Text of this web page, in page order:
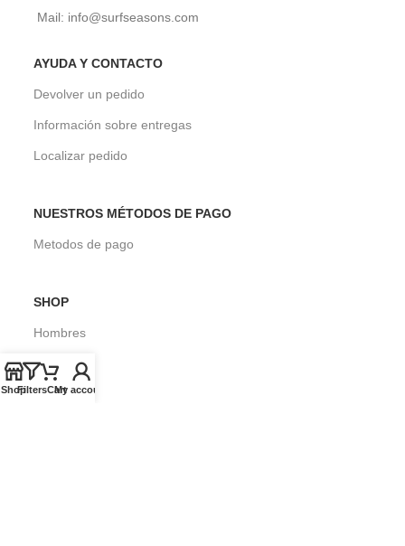
Mail: info@surfseasons.com
AYUDA Y CONTACTO
Devolver un pedido
Información sobre entregas
Localizar pedido
NUESTROS MÉTODOS DE PAGO
Metodos de pago
SHOP
Hombres
Mujeres
Niños
ShopFiltersCart
My account